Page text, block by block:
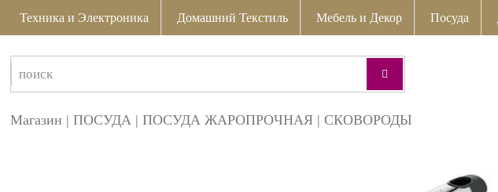
Техника и Электроника Домашний Текстиль Мебель и Декор Посуда
Магазин |ПОСУДА |ПОСУДА ЖАРОПРОЧНАЯ |СКОВОРОДЫ